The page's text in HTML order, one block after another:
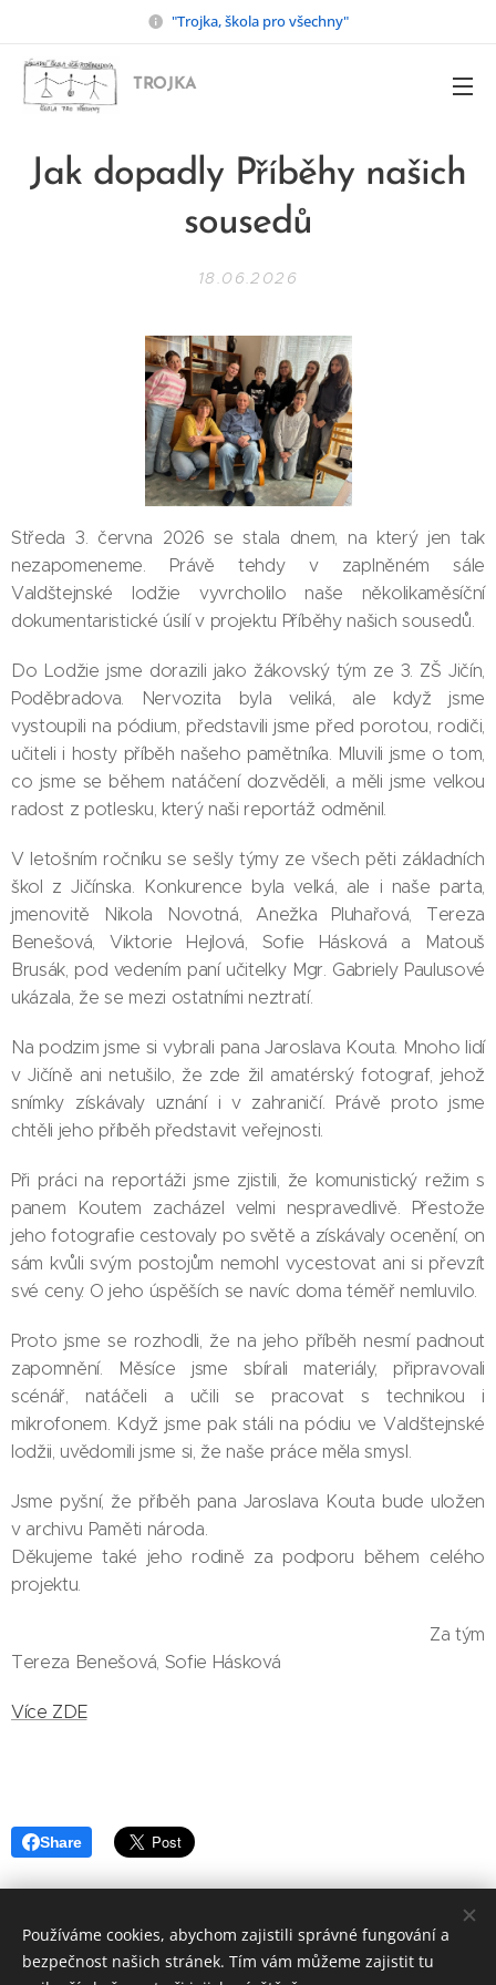
"Trojka, škola pro všechny"
TROJKA
Jak dopadly Příběhy našich
sousedů
18.06.2026
Středa 3. června 2026 se stala dnem, na který jen tak
nezapomeneme. Právě tehdy v zaplněném sále
Valdštejnské lodžie vyvrcholilo naše několikaměsíční
dokumentaristické úsilí v projektu Příběhy našich sousedů.
Do Lodžie jsme dorazili jako žákovský tým ze 3. ZŠ Jičín,
Poděbradova. Nervozita byla veliká, ale když jsme
vystoupili na pódium, představili jsme před porotou, rodiči,
učiteli i hosty příběh našeho pamětníka. Mluvili jsme o tom,
co jsme se během natáčení dozvěděli, a měli jsme velkou
radost z potlesku, který naši reportáž odměnil.
V letošním ročníku se sešly týmy ze všech pěti základních
škol z Jičínska. Konkurence byla velká, ale i naše parta,
jmenovitě Nikola Novotná, Anežka Pluhařová, Tereza
Benešová, Viktorie Hejlová, Sofie Hásková a Matouš
Brusák, pod vedením paní učitelky Mgr. Gabriely Paulusové
ukázala, že se mezi ostatními neztratí.
Na podzim jsme si vybrali pana Jaroslava Kouta. Mnoho lidí
v Jičíně ani netušilo, že zde žil amatérský fotograf, jehož
snímky získávaly uznání i v zahraničí. Právě proto jsme
chtěli jeho příběh představit veřejnosti.
Při práci na reportáži jsme zjistili, že komunistický režim s
panem Koutem zacházel velmi nespravedlivě. Přestože
jeho fotografie cestovaly po světě a získávaly ocenění, on
sám kvůli svým postojům nemohl vycestovat ani si převzít
své ceny. O jeho úspěších se navíc doma téměř nemluvilo.
Proto jsme se rozhodli, že na jeho příběh nesmí padnout
zapomnění. Měsíce jsme sbírali materiály, připravovali
scénář, natáčeli a učili se pracovat s technikou i
mikrofonem. Když jsme pak stáli na pódiu ve Valdštejnské
lodžii, uvědomili jsme si, že naše práce měla smysl.
Jsme pyšní, že příběh pana Jaroslava Kouta bude uložen
v archivu Paměti národa.
Děkujeme také jeho rodině za podporu během celého
projektu.
Za tým
Tereza Benešová, Sofie Hásková
Více ZDE
Share
Používáme cookies, abychom zajistili správné fungování a
bezpečnost našich stránek. Tím vám můžeme zajistit tu